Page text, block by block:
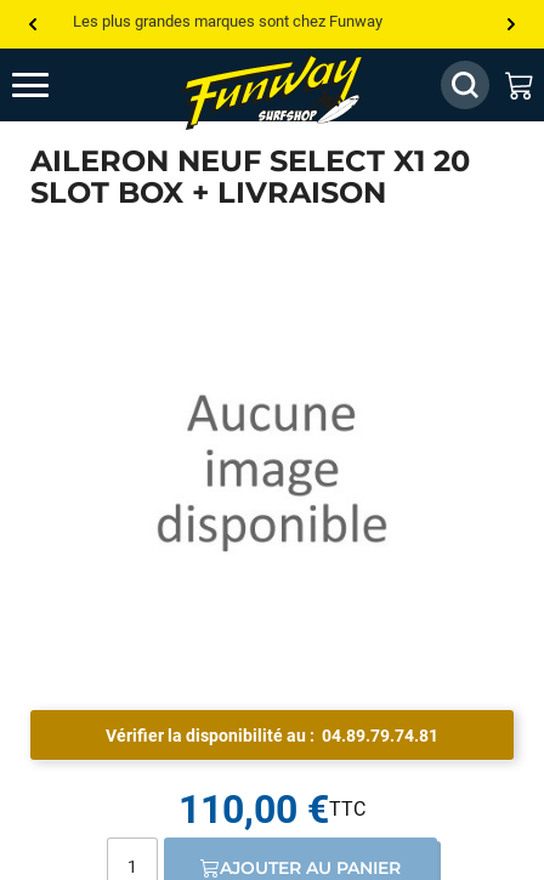
Les plus grandes marques sont chez Funway
Jusqu’à -75% de remise sur le windsurf, wingfoil, etc...
💰 Meilleur prix garanti — Moins cher ailleurs ? On s’aligne !
Besoin de conseils de pro ? Appelle nous !
AILERON NEUF SELECT X1 20
SLOT BOX + LIVRAISON
Vérifier la disponibilité au : 04.89.79.74.81
110,00 €
AJOUTER AU PANIER